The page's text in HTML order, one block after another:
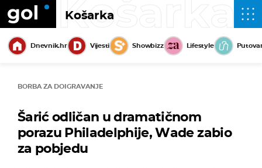
Košarka
Košarka
Dnevnik.hr Vijesti Showbizz Lifestyle
BORBA ZA DOIGRAVANJE
Šarić odličan u dramatičnom
porazu Philadelphije, Wade zabio
za pobjedu